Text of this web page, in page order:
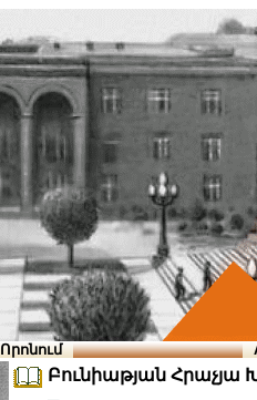
Որոնում
Բունիաթյան Հրաչյա